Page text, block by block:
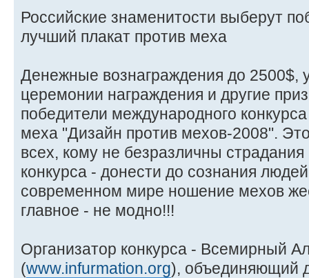
Российские знаменитости выберут
лучший плакат против меха
Денежные вознаграждения до 2500$,
церемонии награждения и другие
победители международного
меха "Дизайн против мехов-2008".
всех, кому не безразличны
конкурса - донести до сознания
современном мире ношение мехов
главное - не модно!!!
Организатор конкурса - Всемирный
(www.infurmation.org), объединяющий